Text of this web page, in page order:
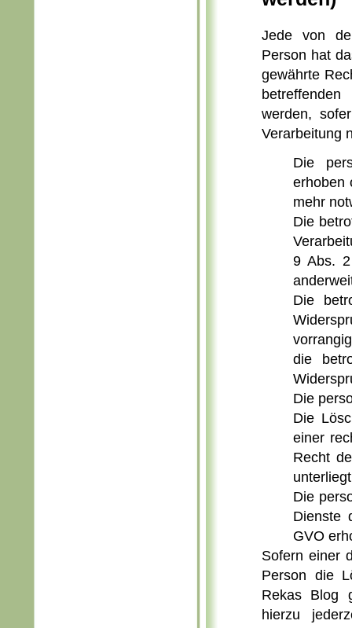
Jede von
Person hat
gewährte
werden,
Verarbeitung
Die
erhoben
mehr
Die
9 Abs.
Die
die
Die
Die
einer
Recht
Die
Dienste
GVO
Sofern einer
Person die
Rekas Blog
hierzu